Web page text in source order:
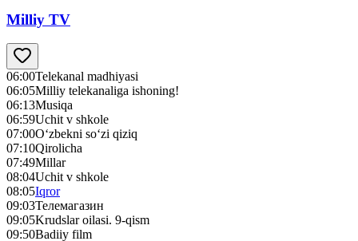
Milliy TV
06:00Telekanal madhiyasi
06:05Milliy telekanaliga ishoning!
06:13Musiqa
06:59Uchit v shkole
07:00O‘zbekni so‘zi qiziq
07:10Qirolicha
07:49Millar
08:04Uchit v shkole
08:05Iqror
09:03Телемагазин
09:05Krudslar oilasi. 9-qism
09:50Badiiy film